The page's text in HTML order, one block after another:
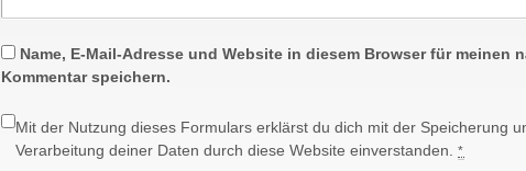
Name, E-Mail-Adresse und Website in diesem Browser für meinen
Kommentar speichern.
Mit der Nutzung dieses Formulars erklärst du dich mit der Speicherung
Verarbeitung deiner Daten durch diese Website einverstanden. *